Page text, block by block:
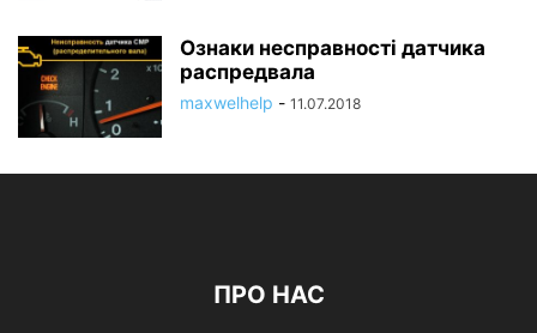
Ознаки несправності датчика
распредвала
maxwelhelp - 11.07.2018
ПРО НАС